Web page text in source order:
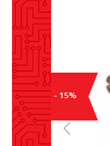
- 15%